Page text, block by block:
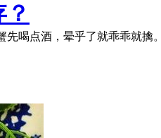
喝点酒，晕乎了就乖乖就